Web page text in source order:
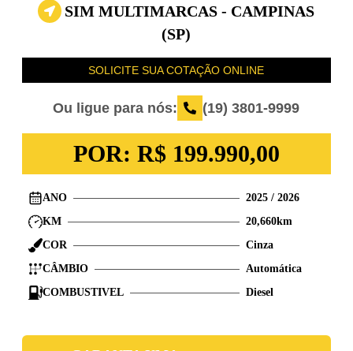
SIM MULTIMARCAS - CAMPINAS
(SP)
SOLICITE SUA COTAÇÃO ONLINE
Ou ligue para nós: (19) 3801-9999
POR: R$ 199.990,00
ANO 2025/ 2026
KM
20,660km
COR
Cinza
CÂMBIO
Automática
COMBUSTIVEL
Diesel